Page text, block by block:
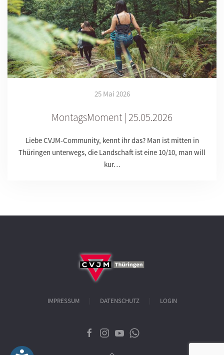
25 Mai 2026
MontagsMoment | 25.05.2026
Liebe CVJM-Community, kennt ihr das? Man ist mitten in
Thüringen unterwegs, die Landschaft ist eine 10/10, man will
kur…
IMPRESSUM DATENSCHUTZ LOGIN